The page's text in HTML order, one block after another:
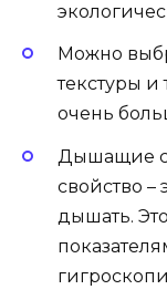
Можно
текстуры и
очень
Дышащие
свойство –
дышать.